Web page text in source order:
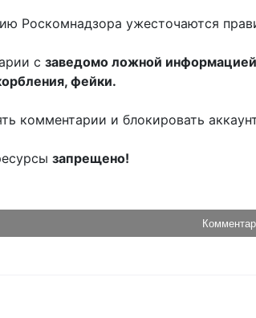
Роскомнадзора ужесточаются
с заведомо ложной информацией
фейки.
комментарии и блокировать
запрещено!